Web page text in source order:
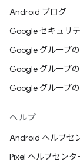
Android ブログ
Google セキュリ
Google グループ
Google グループ
Google グループ
ヘルプ
Android ヘルプセ
Pixel ヘルプセンタ